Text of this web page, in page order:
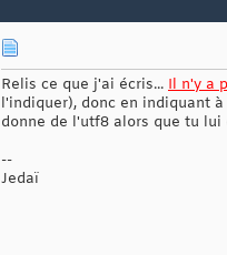
Relis ce que j'ai écris... Il n'y a
l'indiquer), donc en indiquant
donne de l'utf8 alors que tu lui
--
Jedaï